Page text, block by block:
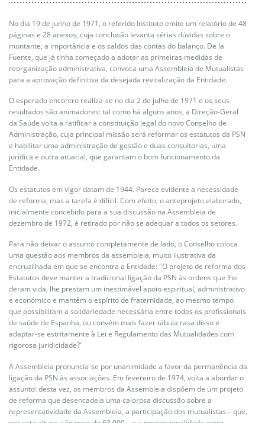
No dia 19 de junho de 1971, o referido Instituto emite um relatório de 48
páginas e 28 anexos, cuja conclusão levanta sérias dúvidas sobre o
montante, a importância e os saldos das contas do balanço. De la
Fuente, que já tinha começado a adotar as primeiras medidas de
reorganização administrativa, convoca uma Assembleia de Mutualistas
para a aprovação definitiva da desejada revitalização da Entidade.
O esperado encontro realiza-se no dia 2 de julho de 1971 e os seus
resultados são animadores: tal como há alguns anos, a Direção-Geral
da Saúde volta a ratificar a constituição legal do novo Conselho de
Administração, cuja principal missão será reformar os estatutos da PSN
e habilitar uma administração de gestão e duas consultorias, uma
jurídica e outra atuarial, que garantam o bom funcionamento da
Entidade.
Os estatutos em vigor datam de 1944. Parece evidente a necessidade
de reforma, mas a tarefa é difícil. Com efeito, o anteprojeto elaborado,
inicialmente concebido para a sua discussão na Assembleia de
dezembro de 1972, é retirado por não se adequar a todos os setores.
Para não deixar o assunto completamente de lado, o Conselho coloca
uma questão aos membros da assembleia, muito ilustrativa da
encruzilhada em que se encontra a Entidade: "O projeto de reforma dos
Estatutos deve manter a tradicional ligação da PSN às ordens que lhe
deram vida, lhe prestam um inestimável apoio espiritual, administrativo
e económico e mantêm o espírito de fraternidade, ao mesmo tempo
que possibilitam a solidariedade necessária entre todos os profissionais
de saúde de Espanha, ou convém mais fazer tábula rasa disso e
adaptar-se estritamente à Lei e Regulamento das Mutualidades com
rigorosa juridicidade?"
A Assembleia pronuncia-se por unanimidade a favor da permanência da
ligação da PSN às associações. Em fevereiro de 1974, volta a abordar o
assunto: desta vez, os membros da Assembleia dispõem de um projeto
de reforma que desencadeia uma calorosa discussão sobre a
representatividade da Assembleia, a participação dos mutualistas – que,